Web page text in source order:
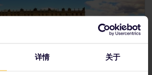
详情 关于